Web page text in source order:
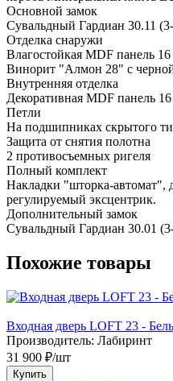
Основной замок
Сувальдный Гардиан 30.11
Отделка снаружи
Влагостойкая MDF панель
Винорит "Алмон 28" с
Внутренняя отделка
Декоративная MDF панель
Петли
На подшипниках скрытого
Защита от снятия полотна
2 противосъемных ригеля
Полный комплект
Накладки "шторка-автомат",
регулируемый эксцентрик.
Дополнительный замок
Сувальдный Гардиан 30.01
Похожие товары
Входная дверь LOFT 23 -
Производитель: Лабиринт
31 900 ₽/шт
Купить